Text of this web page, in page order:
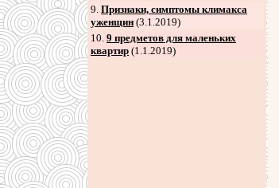
9. Признаки, симптомы климакса
уженщин (3.1.2019)
10. 9 предметов для маленьких
квартир (1.1.2019)